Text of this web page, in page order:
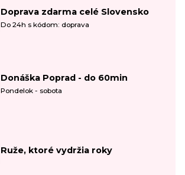
Doprava zdarma celé Slovensko
Do 24h s kódom: doprava
Donáška Poprad - do 60min
Pondelok - sobota
Ruže, ktoré vydržia roky